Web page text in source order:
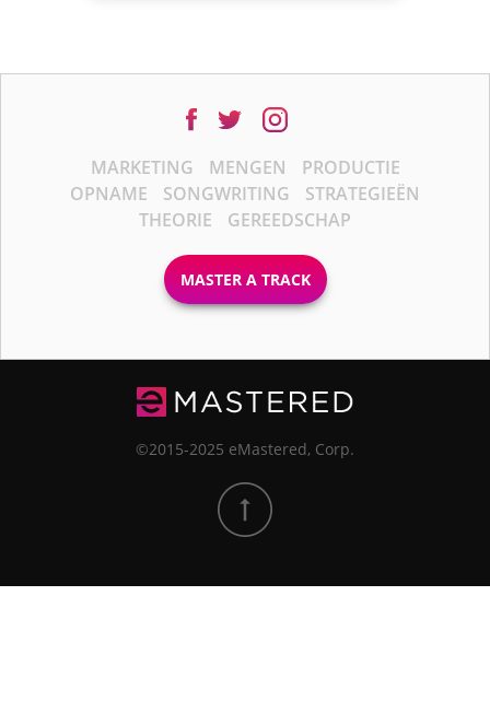
MARKETING MENGEN
PRODUCTIE
OPNAME
SONGWRITING
STRATEGIEËN
THEORIE
GEREEDSCHAP
MASTER A TRACK
©2015-2025 eMastered, Corp.